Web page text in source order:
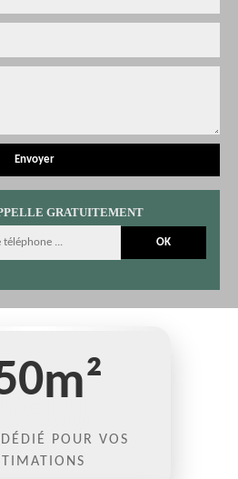
GRATUITEMENT
m²
DÉDIÉ POUR VOS